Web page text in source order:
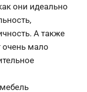
они идеально
А также
очень мало